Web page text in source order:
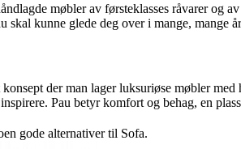
møbler av førsteklasses råvarer og
skal kunne glede deg over i mange, mange
konsept der man lager luksuriøse møbler
Pau betyr komfort og behag, en
gode alternativer til Sofa.